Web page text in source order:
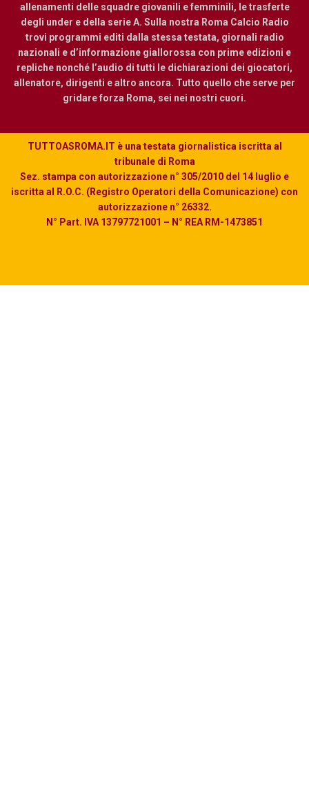
allenamenti delle squadre giovanili e femminili, le trasferte
degli under e della serie A. Sulla nostra Roma Calcio Radio
trovi programmi editi dalla stessa testata, giornali radio
nazionali e d’informazione giallorossa con prime edizioni e
repliche nonché l’audio di tutti le dichiarazioni dei giocatori,
allenatore, dirigenti e altro ancora. Tutto quello che serve per
gridare forza Roma, sei nei nostri cuori.
TUTTOASROMA.IT è una testata giornalistica iscritta al
tribunale di Roma
Sez. stampa con autorizzazione n° 305/2010 del 14 luglio e
iscritta al R.O.C. (Registro Operatori della Comunicazione) con
autorizzazione n° 26332.
N° Part. IVA 13797721001 – N° REA RM-1473851